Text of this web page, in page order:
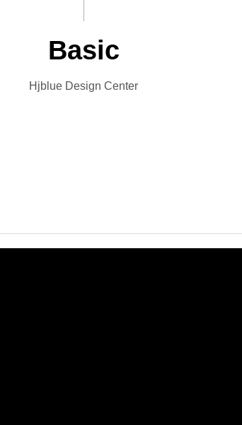
Basic
Hjblue Design Center